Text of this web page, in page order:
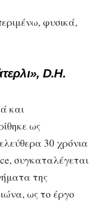
φυσικά,
D.H.
και
ως
30 χρόνια
συγκαταλέγεται
της
ως το έργο